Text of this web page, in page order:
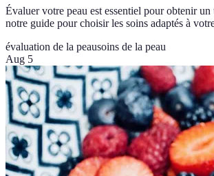
Évaluer votre peau est essentiel pour obtenir
notre guide pour choisir les soins adaptés à
évaluation de la peausoins de la peau
Aug 5